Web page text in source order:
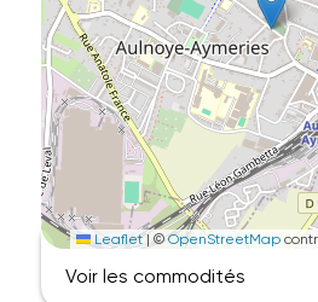
Leaflet |©OpenStreetMap
Voir les commodités